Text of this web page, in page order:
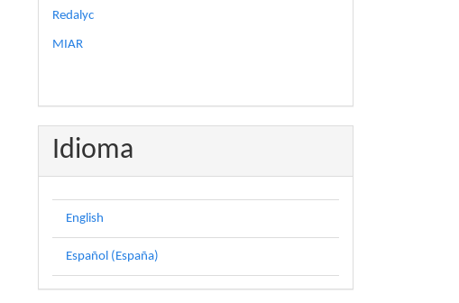
Redalyc
MIAR
Idioma
English
Español (España)